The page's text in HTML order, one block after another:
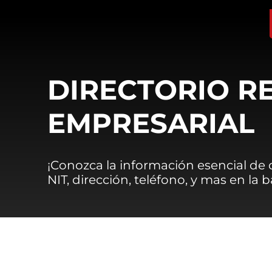
DIRECTORIO
EMPRESARIAL
¡Conozca la información esencial
NIT, dirección, teléfono, y mas en la